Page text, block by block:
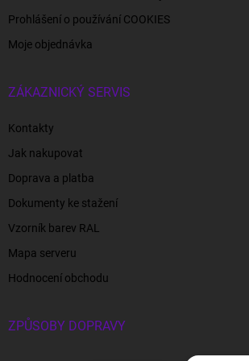
Prohlášení o používání COOKIES
Moje objednávka
ZÁKAZNICKÝ SERVIS
Kontakty
Jak nakupovat
Doprava a platba
Dokumenty ke stažení
Vzorník barev RAL
Mapa serveru
Hodnocení obchodu
ZPŮSOBY DOPRAVY